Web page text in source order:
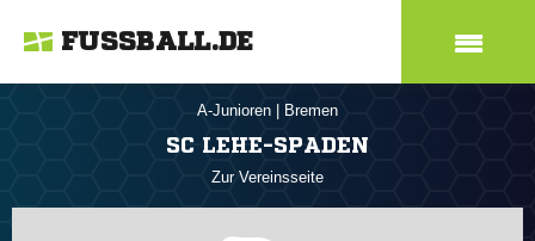
FUSSBALL.DE
A-Junioren Bremen
SC LEHE-SPADEN
Zur Vereinsseite